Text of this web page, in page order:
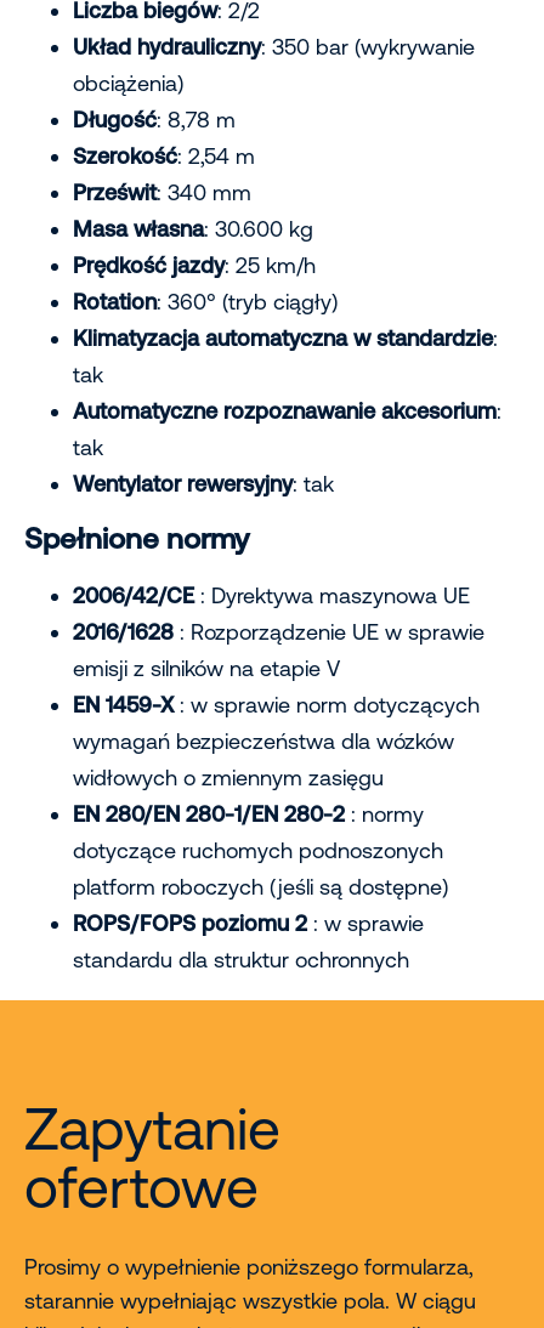
Liczba biegów: 2/2
Układ hydrauliczny: 350 bar (wykrywanie
obciążenia)
Długość: 8,78 m
Szerokość: 2,54 m
Prześwit: 340 mm
Masa własna: 30.600 kg
Prędkość jazdy: 25 km/h
Rotation: 360° (tryb ciągły)
Klimatyzacja automatyczna w standardzie:
tak
Automatyczne rozpoznawanie akcesorium:
tak
Wentylator rewersyjny: tak
Spełnione normy
2006/42/CE: Dyrektywa maszynowa UE
2016/1628 : Rozporządzenie UE w sprawie
emisji z silników na etapie V
EN 1459-X: w sprawie norm dotyczących
wymagań bezpieczeństwa dla wózków
widłowych o zmiennym zasięgu
EN 280/EN 280-1/EN 280-2 : normy
dotyczące ruchomych podnoszonych
platform roboczych (jeśli są dostępne)
ROPS/FOPS poziomu 2 : w sprawie
standardu dla struktur ochronnych
Zapytanie
ofertowe
Prosimy o wypełnienie poniższego formularza,
starannie wypełniając wszystkie pola. W ciągu